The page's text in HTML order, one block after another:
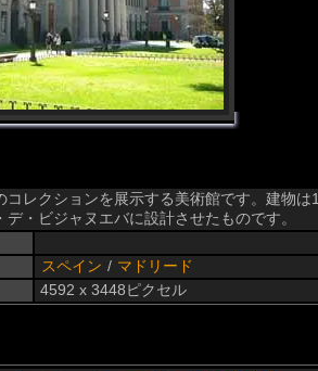
コレクションを展示する美術館です。建物
・ビジャヌエバに設計させたものです。
スペイン / マドリード
4592 x 3448ピクセル